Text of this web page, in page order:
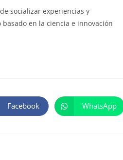
socializar experiencias y
en la ciencia e innovación
Se
abre
Facebook Se
abre
WhatsApp